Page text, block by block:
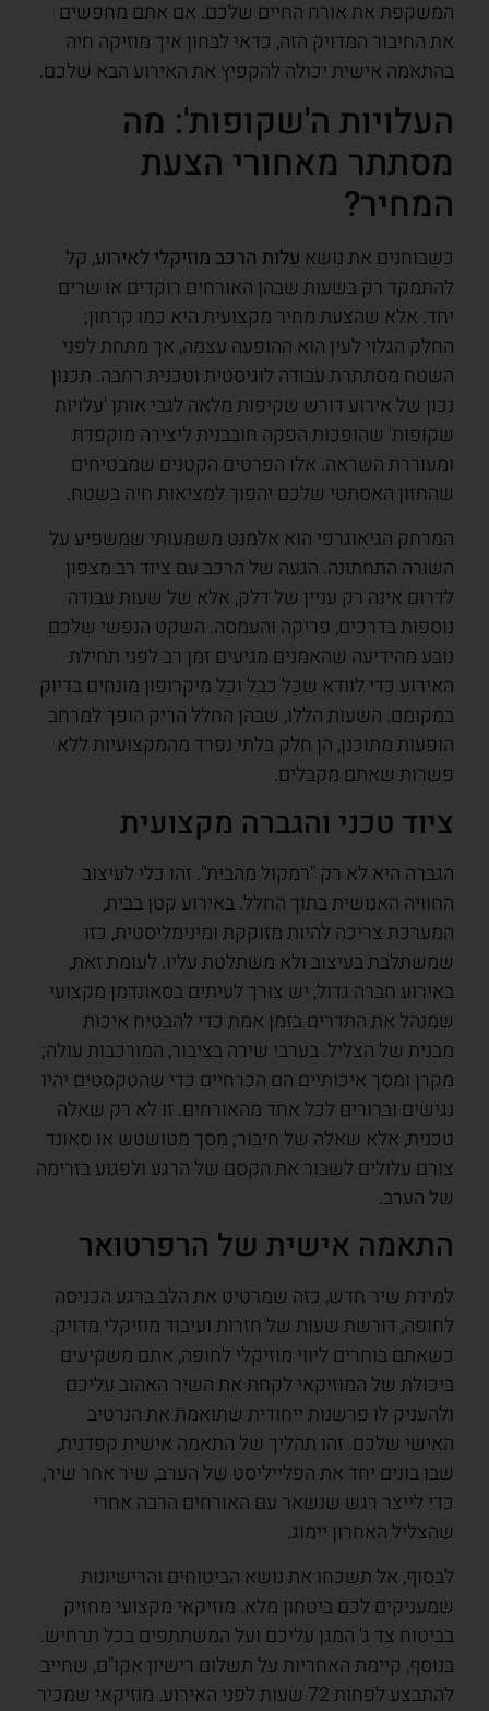
המשקפת את אורח החיים שלכם. אם אתם מחפשים
את החיבור המדויק הזה, כדאי לבחון איך מוזיקה חיה
בהתאמה אישית יכולה להקפיץ את האירוע הבא שלכם.
העלויות ה'שקופות': מה
מסתתר מאחורי הצעת
המחיר?
כשבוחנים את נושא עלות הרכב מוזיקלי לאירוע, קל
להתמקד רק בשעות שבהן האורחים רוקדים או שרים
יחד. אלא שהצעת מחיר מקצועית היא כמו קרחון;
החלק הגלוי לעין הוא ההופעה עצמה, אך מתחת לפני
השטח מסתתרת עבודה לוגיסטית וטכנית רחבה. תכנון
נכון של אירוע דורש שקיפות מלאה לגבי אותן 'עלויות
שקופות' שהופכות הפקה חובבנית ליצירה מוקפדת
ומעוררת השראה. אלו הפרטים הקטנים שמבטיחים
שהחזון האסתטי שלכם יהפוך למציאות חיה בשטח.
המרחק הגיאוגרפי הוא אלמנט משמעותי שמשפיע על
השורה התחתונה. הגעה של הרכב עם ציוד רב מצפון
לדרום אינה רק עניין של דלק, אלא של שעות עבודה
נוספות בדרכים, פריקה והעמסה. השקט הנפשי שלכם
נובע מהידיעה שהאמנים מגיעים זמן רב לפני תחילת
האירוע כדי לוודא שכל כבל וכל מיקרופון מונחים בדיוק
במקומם. השעות הללו, שבהן החלל הריק הופך למרחב
הופעות מתוכנן, הן חלק בלתי נפרד מהמקצועיות ללא
פשרות שאתם מקבלים.
ציוד טכני והגברה מקצועית
הגברה היא לא רק "רמקול מהבית". זהו כלי לעיצוב
החוויה האנושית בתוך החלל. באירוע קטן בבית,
המערכת צריכה להיות מזוקקת ומינימליסטית, כזו
שמשתלבת בעיצוב ולא משתלטת עליו. לעומת זאת,
באירוע חברה גדול, יש צורך לעיתים בסאונדמן מקצועי
שמנהל את התדרים בזמן אמת כדי להבטיח איכות
מבנית של הצליל. בערבי שירה בציבור, המורכבות עולה;
מקרן ומסך איכותיים הם הכרחיים כדי שהטקסטים יהיו
נגישים וברורים לכל אחד מהאורחים. זו לא רק שאלה
טכנית, אלא שאלה של חיבור; מסך מטושטש או סאונד
צורם עלולים לשבור את הקסם של הרגע ולפגוע בזרימה
של הערב.
התאמה אישית של הרפרטואר
למידת שיר חדש, כזה שמרטיט את הלב ברגע הכניסה
לחופה, דורשת שעות של חזרות ועיבוד מוזיקלי מדויק.
כשאתם בוחרים ליווי מוזיקלי לחופה, אתם משקיעים
ביכולת של המוזיקאי לקחת את השיר האהוב עליכם
ולהעניק לו פרשנות ייחודית שתואמת את הנרטיב
האישי שלכם. זהו תהליך של התאמה אישית קפדנית,
שבו בונים יחד את הפלייליסט של הערב, שיר אחר שיר,
כדי לייצר רגש שנשאר עם האורחים הרבה אחרי
שהצליל האחרון יימוג.
לבסוף, אל תשכחו את נושא הביטוחים והרישיונות
שמעניקים לכם ביטחון מלא. מוזיקאי מקצועי מחזיק
בביטוח צד ג' המגן עליכם ועל המשתתפים בכל תרחיש.
בנוסף, קיימת האחריות על תשלום רישיון אקו"ם, שחייב
להתבצע לפחות 72 שעות לפני האירוע. מוזיקאי שמכיר